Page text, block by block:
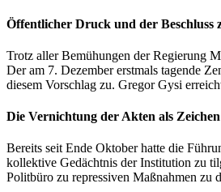
Öffentlicher Druck und der Beschluss
Trotz aller Bemühungen der Regierung
Der am 7. Dezember erstmals tagende
diesem Vorschlag zu. Gregor Gysi
Die Vernichtung der Akten als
Bereits seit Ende Oktober hatte die
kollektive Gedächtnis der Institution zu
Politbüro zu repressiven Maßnahmen zu